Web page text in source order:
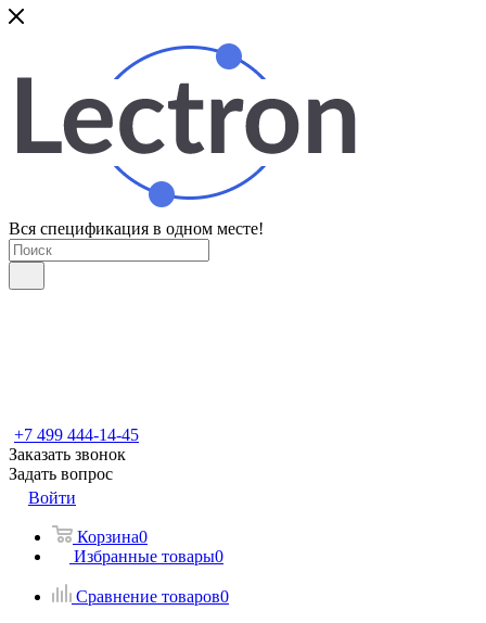
Вся спецификация в одном месте!
+7 499 444-14-45
Заказать звонок
Задать вопрос
Войти
Корзина0
Избранные товары0
Сравнение товаров0